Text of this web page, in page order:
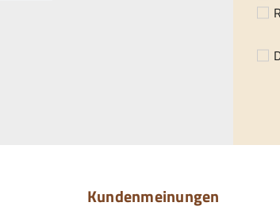
Kundenmeinungen